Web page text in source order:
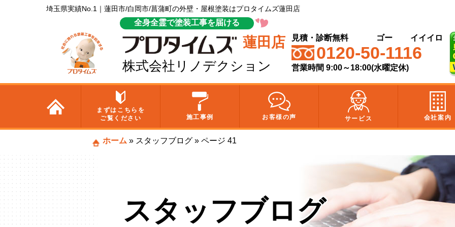
埼玉県実績No.1｜蓮田市/白岡市/菖蒲町の外壁・屋根塗装はプロタイムズ蓮田店
全身全霊で塗装工事を届ける
蓮田店
株式会社リノデクション
見積・診断無料 ゴー イイイロ
0120-50-1116
営業時間 9:00～18:00(水曜定休)
まずはこちらを
ご覧ください
施工事例 お客様の声 サービス 会社案内
ホーム » スタッフブログ » ページ 41
スタッフブログ